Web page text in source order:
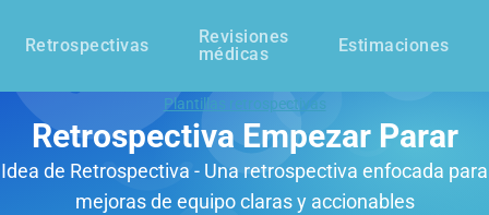
Retrospectivas
Revisiones
médicas
Estimaciones
Plantillas retrospectivas
Retrospectiva Empezar Parar
Idea de Retrospectiva - Una retrospectiva enfocada para
mejoras de equipo claras y accionables